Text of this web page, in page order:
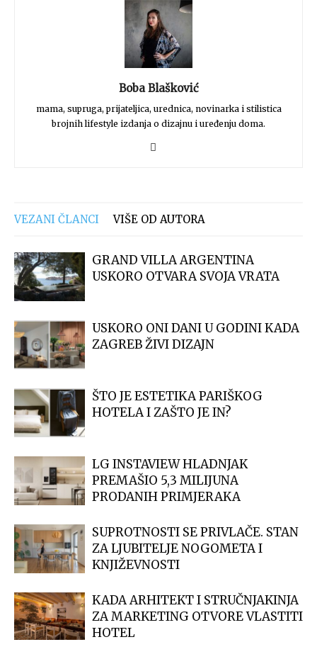
Boba Blašković
mama, supruga, prijateljica, urednica, novinarka i stilistica
brojnih lifestyle izdanja o dizajnu i uređenju doma.
VEZANI ČLANCI VIŠE OD AUTORA
GRAND VILLA ARGENTINA
USKORO OTVARA SVOJA VRATA
USKORO ONI DANI U GODINI KADA
ZAGREB ŽIVI DIZAJN
ŠTO JE ESTETIKA PARIŠKOG
HOTELA I ZAŠTO JE IN?
LG INSTAVIEW HLADNJAK
PREMAŠIO 5,3 MILIJUNA
PRODANIH PRIMJERAKA
SUPROTNOSTI SE PRIVLAČE. STAN
ZA LJUBITELJE NOGOMETA I
KNJIŽEVNOSTI
KADA ARHITEKT I STRUČNJAKINJA
ZA MARKETING OTVORE VLASTITI
HOTEL